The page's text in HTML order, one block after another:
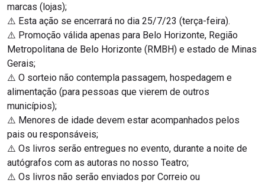
marcas (lojas);
⚠️ Esta ação se encerrará no dia 25/7/23 (terça-feira).
⚠️ Promoção válida apenas para Belo Horizonte, Região
Metropolitana de Belo Horizonte (RMBH) e estado de Minas
Gerais;
⚠️ O sorteio não contempla passagem, hospedagem e
alimentação (para pessoas que vierem de outros
municípios);
⚠️ Menores de idade devem estar acompanhados pelos
pais ou responsáveis;
⚠️ Os livros serão entregues no evento, durante a noite de
autógrafos com as autoras no nosso Teatro;
⚠️ Os livros não serão enviados por Correio ou